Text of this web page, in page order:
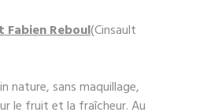
Fabien Reboul(Cinsault
nature, sans maquillage,
le fruit et la fraîcheur. Au